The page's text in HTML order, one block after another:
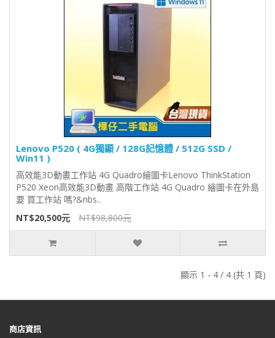
Lenovo P520 ( 4G獨顯 / 128G記憶體 / 512G SSD /
Win11 )
高效能3D動畫工作站 4G Quadro繪圖卡Lenovo ThinkStation
P520 Xeon高效能3D動畫 高階工作站 4G Quadro 繪圖卡在外島
要 買工作站 嗎?&nbs..
NT$20,500元
NT$98,800元
顯示 1 - 4 / 4 (共 1 頁)
商店資訊